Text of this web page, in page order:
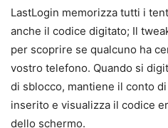
LastLogin memorizza tutti i
anche il codice digitato; Il
per scoprire se qualcuno ha
vostro telefono. Quando si
di sblocco, mantiene il conto
inserito e visualizza il codice
dello schermo.